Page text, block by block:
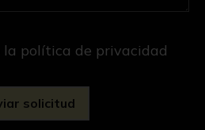
la política de privacidad